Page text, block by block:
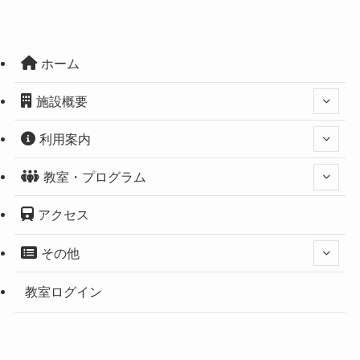
ホーム
施設概要
利用案内
教室・プログラム
アクセス
その他
教室ログイン